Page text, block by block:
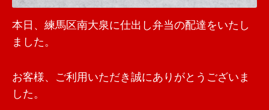
本日、練馬区南大泉に仕出し弁当の配達をいたし
ました。
お客様、ご利用いただき誠にありがとうございま
した。